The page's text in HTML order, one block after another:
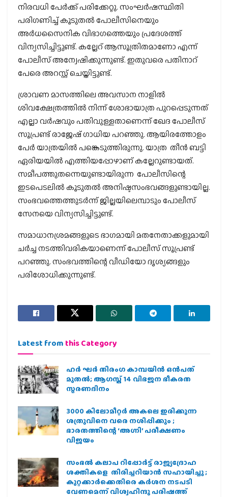
നിരവധി പേര്‍ക്ക് പരിക്കേറ്റു. സംഘര്‍ഷസ്ഥിതി
പരിഗണിച്ച് കൂടുതല്‍ പോലീസിനെയും
അര്‍ധസൈനിക വിഭാഗത്തെയും പ്രദേശത്ത്
വിന്യസിച്ചിട്ടുണ്ട്. കല്ലേറ് ആസൂത്രിതമാണോ എന്ന്
പോലീസ് അന്വേഷിക്കുന്നുണ്ട്. ഇതുവരെ പതിനാറ്
പേരെ അറസ്റ്റ് ചെയ്തിട്ടുണ്ട്.
ശ്രാവണ മാസത്തിലെ അവസാന നാളില്‍
ശിവക്ഷേത്രത്തില്‍ നിന്ന് ശോഭായാത്ര പുറപ്പെടുന്നത്
എല്ലാ വര്‍ഷവും പതിവുള്ളതാണെന്ന് ഖേദ പോലീസ്
സൂപ്രണ്ട് രാജേഷ് ഗാധിയ പറഞ്ഞു. ആയിരത്തോളം
പേര്‍ യാത്രയില്‍ പങ്കെടുത്തിരുന്നു. യാത്ര തീന്‍ ബട്ടി
ഏരിയയില്‍ എത്തിയപ്പോഴാണ് കല്ലേറുണ്ടായത്.
സമീപത്തുതന്നെയുണ്ടായിരുന്ന പോലീസിന്റെ
ഇടപെടലില്‍ കൂടുതല്‍ അനിഷ്ടസംഭവങ്ങളുണ്ടായില്ല.
സംഭവത്തെത്തുടര്‍ന്ന് ജില്ലയിലെമ്പാടും പോലീസ്
സേനയെ വിന്യസിച്ചിട്ടുണ്ട്.
സമാധാനശ്രമങ്ങളുടെ ഭാഗമായി മതനേതാക്കളുമായി
ചര്‍ച്ച നടത്തിവരികയാണെന്ന് പോലീസ് സൂപ്രണ്ട്
പറഞ്ഞു. സംഭവത്തിന്റെ വീഡിയോ ദൃശ്യങ്ങളും
പരിശോധിക്കുന്നുണ്ട്.
Latest from this Category
ഹര്‍ ഘര്‍ തിരംഗ കാമ്പയിന്‍ ഒന്‍പത്
മുതല്‍; ആഗസ്ത് 14 വിഭജന ഭീകരത
സ്മരണദിനം
3000 കിലോമീറ്റർ അകലെ ഇരിക്കുന്ന
ശത്രുവിനെ വരെ നശിപ്പിക്കും ;
ഭാരതത്തിന്റെ ‘അഗ്നി’ പരീക്ഷണം
വിജയം
സംഭൽ കലാപ റിപ്പോർട്ട് രാജ്യദ്രോഹ
ശക്തികളെ തിരിച്ചറിയാൻ സഹായിച്ചു ;
കുറ്റക്കാർക്കെതിരെ കർശന നടപടി
വേണമെന്ന് വിശ്വഹിന്ദു പരിഷത്ത്